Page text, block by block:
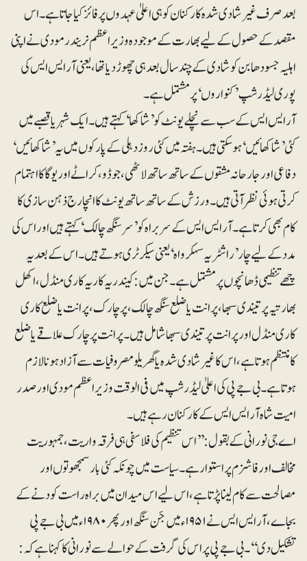
بعد صرف غیر شادی شدہ کارکنان کو ہی اعلیٰ عہدوں پر فائز کیا جاتا ہے۔ اس
مقصد کے حصول کے لیے بھارت کے موجودہ وزیر اعظم نریندر مودی نے اپنی
اہلیہ جسودھا بن کو شادی کے چند سا ل بعد ہی چھوڑ دیاتھا، یعنی آر ایس ایس کی
پوری لیڈرشپ ’کنواروں‘ پر مشتمل ہے۔
آر ایس ایس کے سب سے نچلے یونٹ کو ’شاکھا‘ کہتے ہیں۔ ایک شہر یا قصبے میں
کئی ’شاکھائیں‘ ہوسکتی ہیں۔ ہفتہ میں کئی روز دہلی کے پارکوں میں یہ ’شاکھائیں‘
دفاعی اور جارحانہ مشقوں کے ساتھ ساتھ لاٹھی ، جوڈو، کراٹے اور یوگا کا اہتمام
کرتی ہوئی نظر آتی ہیں۔ ورزش کے ساتھ ساتھ یونٹ کا انچارج ذہن سازی کا
کام بھی کرتا ہے۔آر ایس ایس کے سربراہ کو ’سرسنگھ چالک‘ کہتے ہیں اور اس کی
مدد کے لیے چار ’راشٹریہ سہکرواہ‘ یعنی سیکرٹری ہوتے ہیں۔ اس کے بعد یہ
چھے تنظیمی ڈھانچوں پر مشتمل ہے۔ جن میں: کیندریہ کاریہ کاری منڈل، اکھل
بھارتیہ پرتیندی سبھا، پرانت یا ضلع سنگھ چالک، پرچارک، پرانت یا ضلع کاری
کاری منڈل اور پرانت پرتیندی سبھا شامل ہیں۔ پرانت پرچارک علاقے یا ضلع
کا منتظم ہوتا ہے، اس کا غیرشادی شدہ یا گھریلو مصروفیات سے آزاد ہونا لازم
ہوتا ہے۔ بی جے پی کی اعلیٰ لیڈرشپ میں فی الوقت وزیراعظم مودی اور صدر
امیت شاہ آرایس ایس کے کارکنان رہے ہیں۔
اے جی نورانی کے بقول: ’’اس تنظیم کی فلاسفی ہی فرقہ واریت، جمہوریت
مخالف اور فاشزم پر استوار ہے ۔ سیاست میں چونکہ کئی بار سمجھوتوں اور
مصالحت سے کام لینا پڑتا ہے، اس لیے اس میدان میں براہ راست کودنے کے
بجاے، آر ایس ایس نے ۱۹۵۱ء میں جَن سنگھ اور پھر ۱۹۸۰ء میں بی جے پی
تشکیل دی‘‘۔ بی جے پی پر اس کی گرفت کے حوالے سے نورانی کا کہنا ہے کہ: